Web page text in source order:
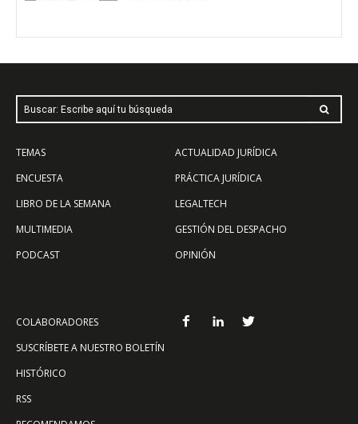
Buscar: Escribe aquí tu búsqueda
TEMAS
ENCUESTA
LIBRO DE LA SEMANA
MULTIMEDIA
PODCAST
ACTUALIDAD JURÍDICA
PRÁCTICA JURÍDICA
LEGALTECH
GESTIÓN DEL DESPACHO
OPINIÓN
COLABORADORES
SUSCRÍBETE A NUESTRO BOLETÍN
HISTÓRICO
RSS